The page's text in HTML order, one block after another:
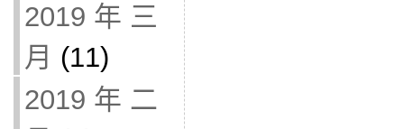
2019 年 三
月 (11)
2019 年 二